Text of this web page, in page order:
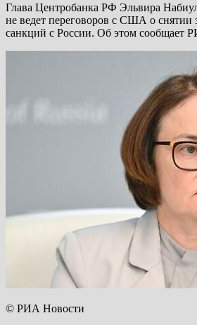
Глава Центробанка РФ Эльвира
не ведет переговоров с США о снятии
санкций с России. Об этом сообщает
© РИА Новости